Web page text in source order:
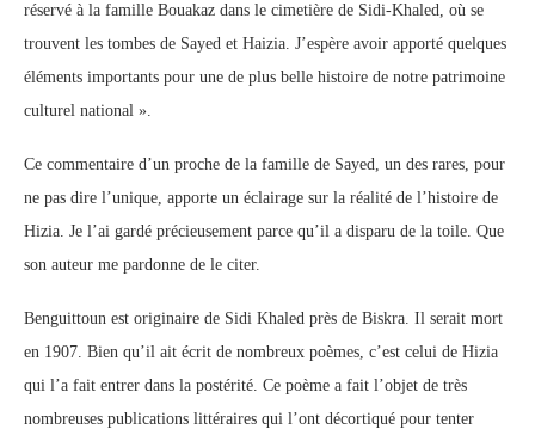
réservé à la famille Bouakaz dans le cimetière de Sidi-Khaled, où se
trouvent les tombes de Sayed et Haizia. J’espère avoir apporté quelques
éléments importants pour une de plus belle histoire de notre patrimoine
culturel national ».
Ce commentaire d’un proche de la famille de Sayed, un des rares, pour
ne pas dire l’unique, apporte un éclairage sur la réalité de l’histoire de
Hizia. Je l’ai gardé précieusement parce qu’il a disparu de la toile. Que
son auteur me pardonne de le citer.
Benguittoun est originaire de Sidi Khaled près de Biskra. Il serait mort
en 1907. Bien qu’il ait écrit de nombreux poèmes, c’est celui de Hizia
qui l’a fait entrer dans la postérité. Ce poème a fait l’objet de très
nombreuses publications littéraires qui l’ont décortiqué pour tenter